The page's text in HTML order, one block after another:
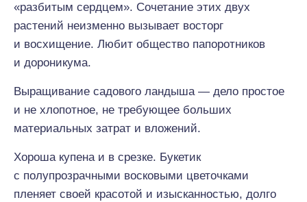
«разбитым сердцем». Сочетание этих двух
растений неизменно вызывает восторг
и восхищение. Любит общество папоротников
и дороникума.
Выращивание садового ландыша — дело простое
и не хлопотное, не требующее больших
материальных затрат и вложений.
Хороша купена и в срезке. Букетик
с полупрозрачными восковыми цветочками
пленяет своей красотой и изысканностью, долго